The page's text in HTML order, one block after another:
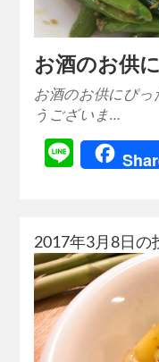
お酒のお供
お酒のお供にぴっ
うございま…
Line
2017年3月8日の